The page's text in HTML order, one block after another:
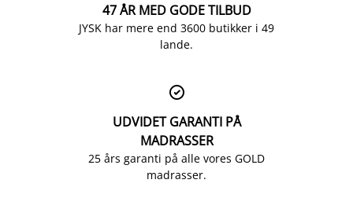
47 ÅR MED GODE TILBUD
JYSK har mere end 3600 butikker i 49
lande.

UDVIDET GARANTI PÅ
MADRASSER
25 års garanti på alle vores GOLD
madrasser.